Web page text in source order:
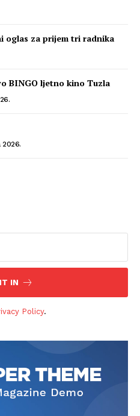
oglas za prijem tri radnika
BINGO ljetno kino Tuzla
2026.
IN
Policy.